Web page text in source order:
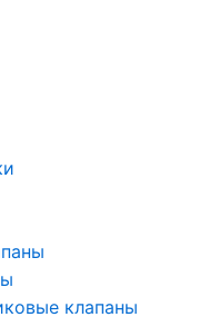
клапаны